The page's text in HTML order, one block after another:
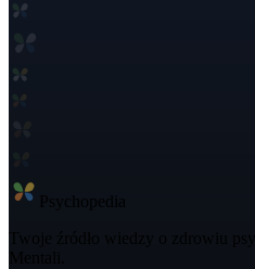
Psycho pedia